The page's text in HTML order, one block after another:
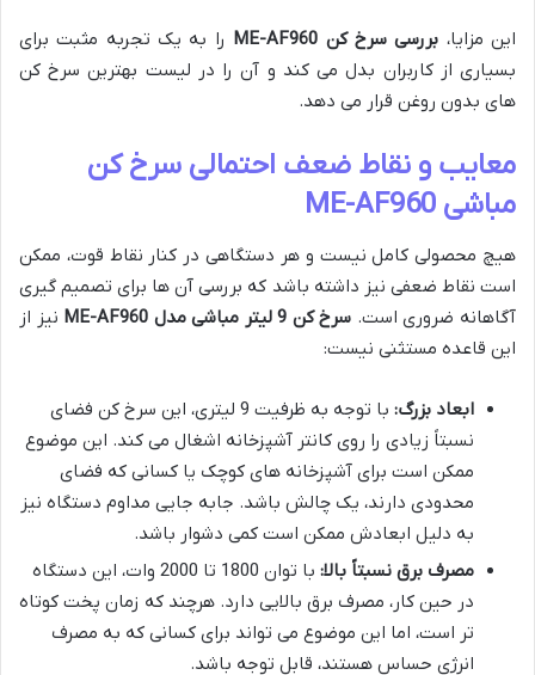
این مزایا، بررسی سرخ کن ME-AF960
را به یک تجربه مثبت برای
بسیاری از کاربران بدل می کند و آن را در لیست بهترین سرخ کن
های بدون روغن قرار می دهد.
معایب و نقاط ضعف احتمالی سرخ کن
مباشی ME-AF960
هیچ محصولی کامل نیست و هر دستگاهی در کنار نقاط قوت، ممکن
است نقاط ضعفی نیز داشته باشد که بررسی آن ها برای تصمیم گیری
آگاهانه ضروری است. سرخ کن 9 لیتر مباشی مدل ME-AF960
نیز از
این قاعده مستثنی نیست:
ابعاد بزرگ:
با توجه به ظرفیت 9 لیتری، این سرخ کن فضای
نسبتاً زیادی را روی کانتر آشپزخانه اشغال می کند. این موضوع
ممکن است برای آشپزخانه های کوچک یا کسانی که فضای
محدودی دارند، یک چالش باشد. جابه جایی مداوم دستگاه نیز
به دلیل ابعادش ممکن است کمی دشوار باشد.
مصرف برق نسبتاً بالا:
با توان 1800 تا 2000 وات، این دستگاه
در حین کار، مصرف برق بالایی دارد. هرچند که زمان پخت کوتاه
تر است، اما این موضوع می تواند برای کسانی که به مصرف
انرژی حساس هستند، قابل توجه باشد.